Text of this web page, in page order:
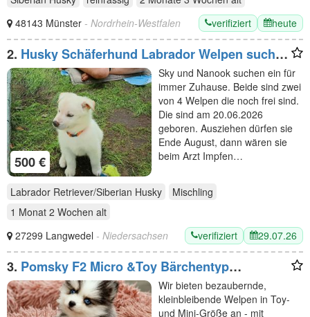
48143 Münster - Nordrhein-Westfalen verifiziert heute
2. Husky Schäferhund Labrador Welpen suchen
liebevolles Zuhause
500 €
Sky und Nanook suchen ein für
immer Zuhause. Beide sind zwei
von 4 Welpen die noch frei sind.
Die sind am 20.06.2026
geboren. Ausziehen dürfen sie
Ende August, dann wären sie
beim Arzt Impfen…
Labrador Retriever/Siberian Husky
Mischling
1 Monat 2 Wochen alt
27299 Langwedel - Niedersachsen verifiziert 29.07.26
3. Pomsky F2 Micro &Toy Bärchentyp
Puppengesicht (Pomeranian Minihusky)
Wir bieten bezaubernde,
kleinbleibende Welpen in Toy-
und Mini-Größe an - mit